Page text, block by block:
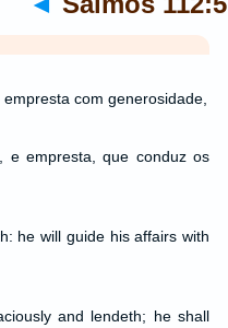
com generosidade,
e empresta, que conduz os
he will guide his affairs with
and lendeth; he shall